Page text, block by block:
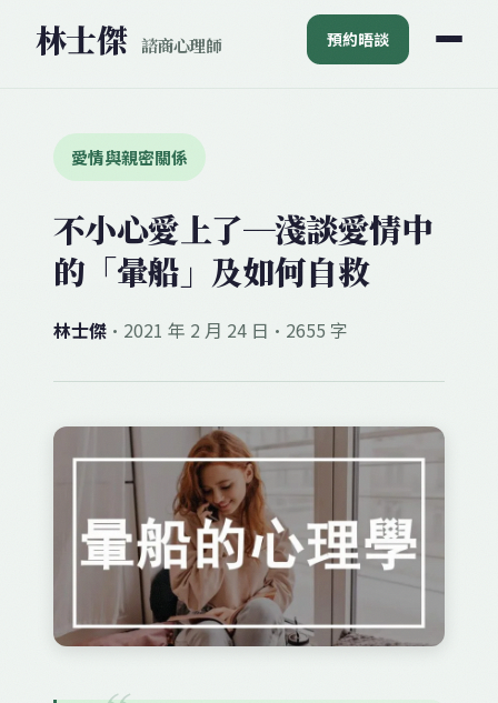
林士傑 諮商心理師 預約晤談
愛情與親密關係
不小心愛上了─淺談愛情中
的「暈船」及如何自救
林士傑 · 2021 年 2 月 24 日 · 2655 字